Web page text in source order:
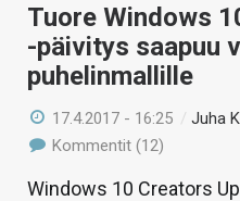
Tuore Windows
-päivitys saapuu
puhelinmallille
17.4.2017 - 16:25 /Juha
Kommentit (12)
Windows 10 Creators